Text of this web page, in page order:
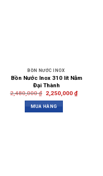
BỒN NƯỚC INOX
Bồn Nước Inox 310 lít Nằm
Đại Thành
2,480,000₫ 2,250,000 ₫
MUA HÀNG